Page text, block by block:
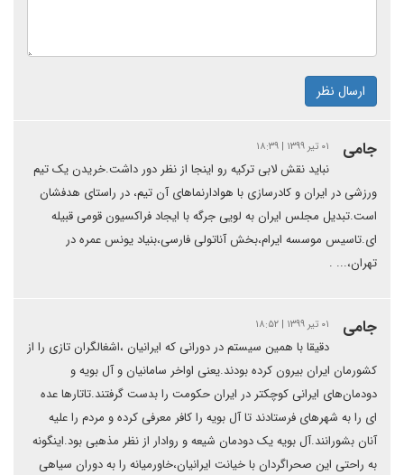
ارسال نظر
جامی ۰۱ تیر ۱۳۹۹ | ۱۸:۳۹
نباید نقش لابی ترکیه رو اینجا از نظر دور داشت.خریدن یک تیم
ورزشی در ایران و کادرسازی با هوادارنماهای آن تیم، در راستای هدفشان
است.تبدیل مجلس ایران به لویی جرگه با ایجاد فراکسیون قومی قبیله
ای.تاسیس موسسه ایرام،بخش آناتولی فارسی،بنیاد یونس عمره در
تهران،... .
جامی ۰۱ تیر ۱۳۹۹ | ۱۸:۵۲
دقیقا با همین سیستم در دورانی که ایرانیان ،اشغالگران تازی را از
کشورمان ایران بیرون کرده بودند.یعنی اواخر سامانیان و آل بویه و
دودمان‌های ایرانی کوچکتر در ایران حکومت را بدست گرفتند.تاتارها عده
ای را به شهرهای فرستادند تا آل بویه را کافر معرفی کرده و مردم را علیه
آنان بشورانند.آل بویه یک دودمان شیعه و روادار از نظر مذهبی بود.اینگونه
به راحتی این صحراگردان با خیانت ایرانیان،خاورمیانه را به دوران سیاهی